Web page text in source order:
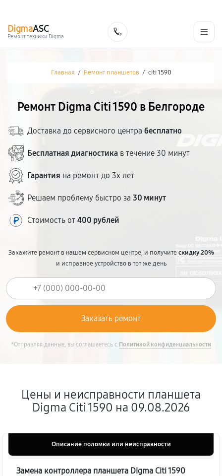
DigmaASC
Ремонт техники Digma
Главная / Ремонт планшетов / citi 1590
Ремонт Digma Citi 1590 в Белгороде
Доставка до сервисного центра бесплатно
Бесплатная диагностика в течение 30 минут
Гарантия на ремонт до 3х лет
Решаем проблему быстро за 30 минут
Стоимость от 400 рублей
Закажите ремонт в нашем сервисном центре, и получитескидку 20%
и исправное устройство в тот же день
*Отправляя данные, вы соглашаетесь с Политикой конфиденциальности
Цены и неисправности планшета
Digma Citi 1590 на 09.08.2026
Описание поломки или неисправности
Замена контроллера планшета Digma Citi 1590